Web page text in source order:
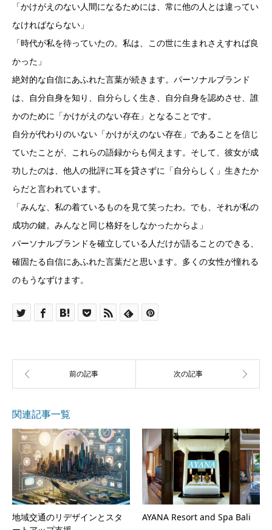
「かけがえのない人間になるためには、常に他の人とは違ってい
なければならない」
「時代が私を待っていたの。私は、この世に生まれさえすれば良
かった」
絶対的な自信にあふれた言葉が続きます。パーソナルブランド
は、自分自身を知り、自分らしく生き、自分自身を認めさせ、誰
かのために「かけがえのない存在」となることです。
自分が代わりのいない「かけがえのない存在」であることを信じ
ていたことが、これらの語録からも伺えます。そして、彼女が成
功したのは、他人の批評に耳を貸さずに「自分らしく」生きたか
らだと言われています。
「みんな、私の着ているものを見て笑ったわ。でも、それが私の
成功の鍵。みんなと同じ格好をしなかったからよ」
パーソナルブランドを確立している人だけが語ることのできる、
確固たる自信にあふれた言葉だと思います。多くの女性が憧れる
のもうなずけます。
関連記事一覧
地域交通のリデザインとスタ
AYANA Resort and Spa Bali